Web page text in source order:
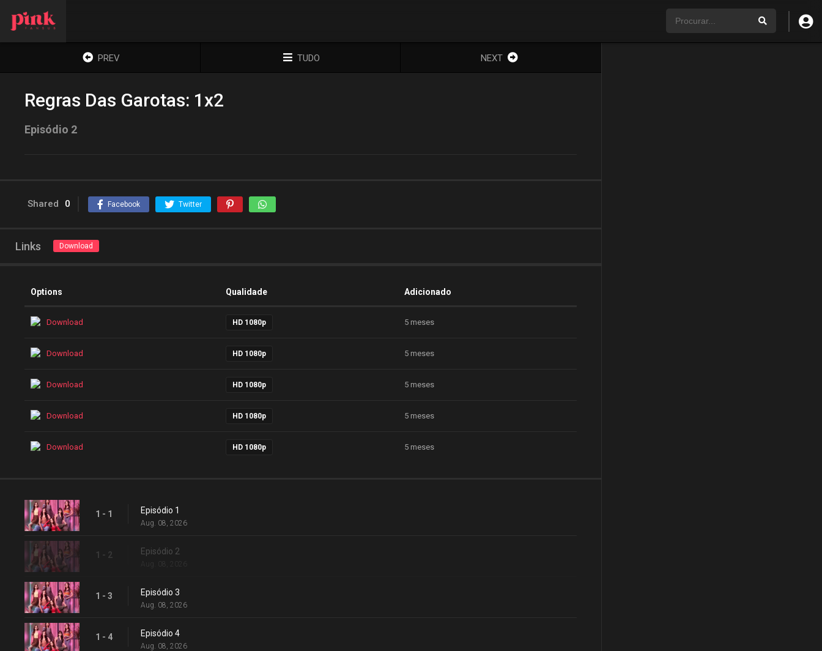
PREV TUDO NEXT
Regras Das Garotas: 1x2
Episódio 2
Shared 0 Facebook Twitter
Links Download
Options Qualidade Adicionado
Download HD 1080p 5 meses
Download HD 1080p 5 meses
Download HD 1080p 5 meses
Download HD 1080p 5 meses
Download HD 1080p 5 meses
1 - 1 Episódio 1
Aug. 08, 2026
1 - 2 Episódio 2
1 - 3 Episódio 3
Aug. 08, 2026
1 - 4 Episódio 4
Aug. 08, 2026